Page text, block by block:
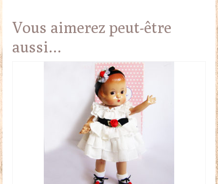
Vous aimerez peut-être
aussi…